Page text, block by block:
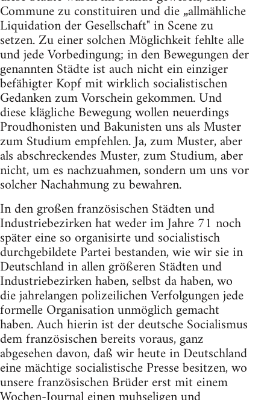
Commune zu constituiren und die „allmähliche
Liquidation der Gesellschaft" in Scene zu
setzen. Zu einer solchen Möglichkeit fehlte alle
und jede Vorbedingung; in den Bewegungen der
genannten Städte ist auch nicht ein einziger
befähigter Kopf mit wirklich socialistischen
Gedanken zum Vorschein gekommen. Und
diese klägliche Bewegung wollen neuerdings
Proudhonisten und Bakunisten uns als Muster
zum Studium empfehlen. Ja, zum Muster, aber
als abschreckendes Muster, zum Studium, aber
nicht, um es nachzuahmen, sondern um uns vor
solcher Nachahmung zu bewahren.
In den großen französischen Städten und
Industriebezirken hat weder im Jahre 71 noch
später eine so organisirte und socialistisch
durchgebildete Partei bestanden, wie wir sie in
Deutschland in allen größeren Städten und
Industriebezirken haben, selbst da haben, wo
die jahrelangen polizeilichen Verfolgungen jede
formelle Organisation unmöglich gemacht
haben. Auch hierin ist der deutsche Socialismus
dem französischen bereits voraus, ganz
abgesehen davon, daß wir heute in Deutschland
eine mächtige socialistische Presse besitzen, wo
unsere französischen Brüder erst mit einem